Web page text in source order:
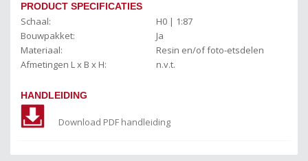
PRODUCT SPECIFICATIES
Schaal:
H0 | 1:87
Bouwpakket:
Ja
Materiaal:
Resin en/of foto-etsdelen
Afmetingen L x B x H:
n.v.t.
HANDLEIDING
Download PDF handleiding